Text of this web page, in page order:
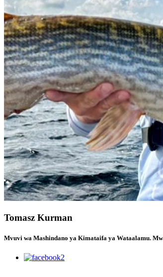
Tomasz Kurman
Mvuvi wa Mashindano ya Kimataifa ya Wataalamu.